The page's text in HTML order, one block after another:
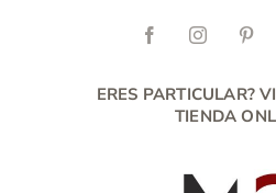
ERES PARTICULAR?
TIENDA